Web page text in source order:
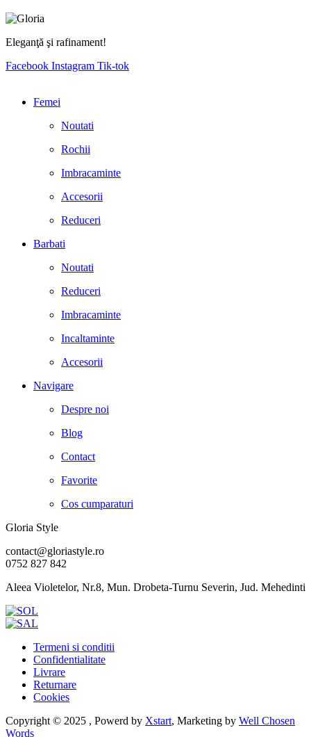
Eleganţă şi rafinament!
Facebook Instagram Tik-tok
Femei
Noutati
Rochii
Imbracaminte
Accesorii
Reduceri
Barbati
Noutati
Reduceri
Imbracaminte
Incaltaminte
Accesorii
Navigare
Despre noi
Blog
Contact
Favorite
Cos cumparaturi
Gloria Style
contact@gloriastyle.ro
0752 827 842
Aleea Violetelor, Nr.8, Mun. Drobeta-Turnu Severin, Jud. Mehedinti
Termeni si conditii
Confidentialitate
Livrare
Returnare
Cookies
Copyright © 2025 , Powerd by Xstart, Marketing by Well Chosen
Words